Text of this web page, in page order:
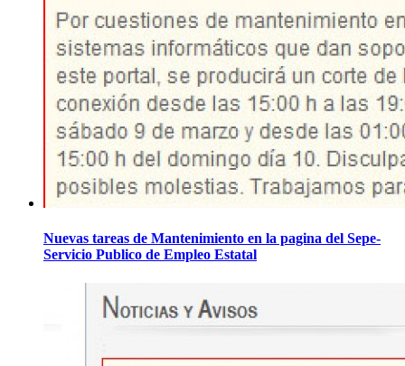
Nuevas tareas de Mantenimiento en la pagina del Sepe-
Servicio Publico de Empleo Estatal